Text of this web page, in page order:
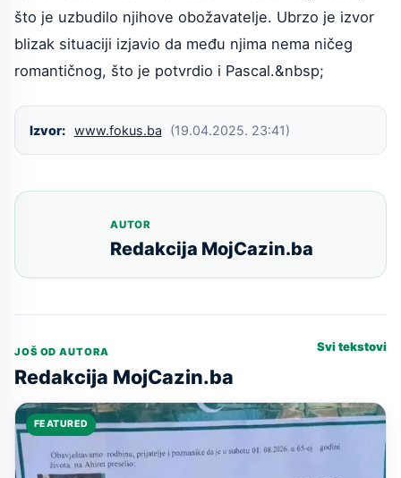
što je uzbudilo njihove obožavatelje. Ubrzo je izvor
blizak situaciji izjavio da među njima nema ničeg
romantičnog, što je potvrdio i Pascal.&nbsp;
Izvor: www.fokus.ba (19.04.2025. 23:41)
AUTOR
Redakcija MojCazin.ba
JOŠ OD AUTORA
Redakcija MojCazin.ba
Svi tekstovi
FEATURED